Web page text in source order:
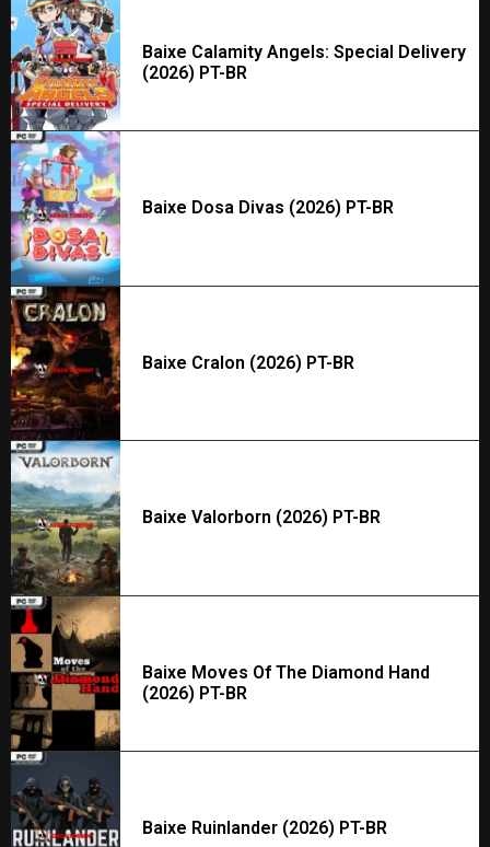
Baixe Calamity Angels: Special Delivery
(2026) PT-BR
Baixe Dosa Divas (2026) PT-BR
Baixe Cralon (2026) PT-BR
Baixe Valorborn (2026) PT-BR
Baixe Moves Of The Diamond Hand
(2026) PT-BR
Baixe Ruinlander (2026) PT-BR